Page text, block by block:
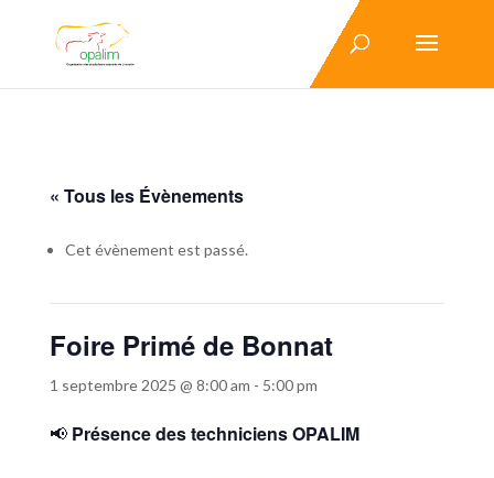
« Tous les Évènements
Cet évènement est passé.
Foire Primé de Bonnat
1 septembre 2025 @ 8:00 am - 5:00 pm
📢 Présence des techniciens OPALIM